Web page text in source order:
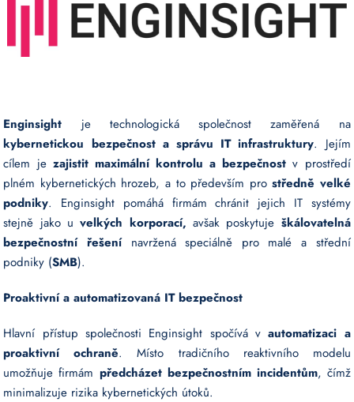
Enginsight je technologická společnost zaměřená na
kybernetickou bezpečnost a správu IT infrastruktury. Jejím
cílem je zajistit maximální kontrolu a bezpečnost v prostředí
plném kybernetických hrozeb, a to především prostředně velké
podniky. Enginsight pomáhá firmám chránit jejich IT systémy
stejně jako u velkých korporací, avšak poskytuje škálovatelná
bezpečnostní řešenínavržená speciálně pro malé a střední
podniky (SMB).
Proaktivní a automatizovaná IT bezpečnost
Hlavní přístup společnosti Enginsight spočívá vautomatizaci a
proaktivní ochraně. Místo tradičního reaktivního modelu
umožňuje firmám předcházet bezpečnostním incidentům, čímž
minimalizuje rizika kybernetických útoků.